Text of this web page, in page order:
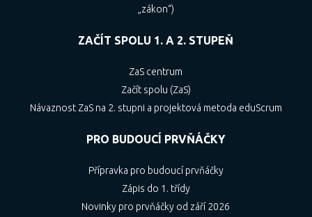
„zákon“)
ZAČÍT SPOLU 1. A 2. STUPEŇ
ZaS centrum
Začít spolu (ZaS)
Návaznost ZaS na 2. stupni a projektová metoda eduScrum
PRO BUDOUCÍ PRVŇÁČKY
Přípravka pro budoucí prvňáčky
Zápis do 1. třídy
Novinky pro prvňáčky od září 2026